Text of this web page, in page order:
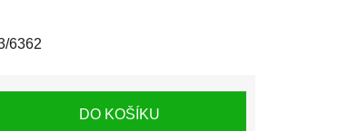
6362
DO KOŠÍKU